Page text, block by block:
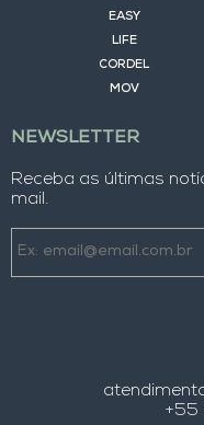
EASY
LIFE
CORDEL
MOV
NEWSLETTER
Receba as últimas
mail.
+55